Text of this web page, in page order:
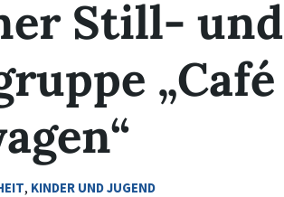
Still- und
„Café
, KINDER UND JUGEND